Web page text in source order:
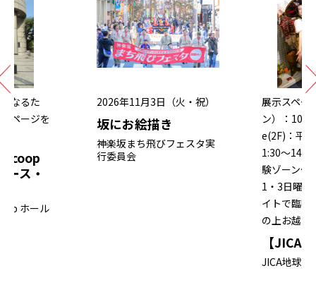
なるた
ページを
coop
ス・
ホール
2026年11月3日（火・祝）
坂にお絵描き
神楽坂まち飛びフェスタ実
行委員会
展⽰スペー
ン）：
e(2F)：平
1:30〜
験ゾーン休
1・3日曜
イトで臨時
の上お越し
【JICA
JICA地球ひ